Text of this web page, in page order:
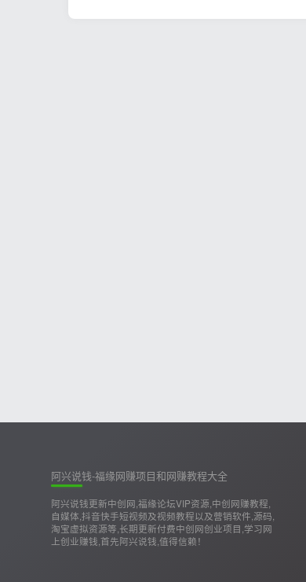
阿兴说钱-福缘网赚项目和网赚教程大全
阿兴说钱更新中创网,福缘论坛VIP资源,中创网赚教程,
自媒体,抖音快手短视频及视频教程以及营销软件,源码,
淘宝虚拟资源等,长期更新付费中创网创业项目,学习网
上创业赚钱,首先阿兴说钱,值得信赖！